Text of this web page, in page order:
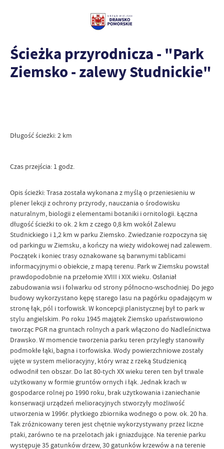
Ścieżka przyrodnicza - "Park
Ziemsko - zalewy Studnickie"
Długość ścieżki: 2 km
Czas przejścia: 1 godz.
Opis ścieżki: Trasa została wykonana z myślą o przeniesieniu w
plener lekcji z ochrony przyrody, nauczania o środowisku
naturalnym, biologii z elementami botaniki i ornitologii. Łączna
długość ścieżki to ok. 2 km z czego 0,8 km wokół Zalewu
Studnickiego i 1,2 km w parku Ziemsko. Zwiedzanie rozpoczyna się
od parkingu w Ziemsku, a kończy na wieży widokowej nad zalewem.
Początek i koniec trasy oznakowane są barwnymi tablicami
informacyjnymi o obiekcie, z mapą terenu. Park w Ziemsku powstał
prawdopodobnie na przełomie XVIII i XIX wieku. Osłaniał
zabudowania wsi i folwarku od strony północno-wschodniej. Do jego
budowy wykorzystano kępę starego lasu na pagórku opadającym w
stronę łąk, pól i torfowisk. W koncepcji planistycznej był to park w
stylu angielskim. Po roku 1945 majątek Ziemsko upaństwowiono
tworząc PGR na gruntach rolnych a park włączono do Nadleśnictwa
Drawsko. W momencie tworzenia parku teren przyległy stanowiły
podmokłe łąki, bagna i torfowiska. Wody powierzchniowe zostały
ujęte w system melioracyjny, który wraz z rzeką Studzienicą
odwodnił ten obszar. Do lat 80-tych XX wieku teren ten był trwale
użytkowany w formie gruntów ornych i łąk. Jednak krach w
gospodarce rolnej po 1990 roku, brak użytkowania i zaniechanie
konserwacji urządzeń melioracyjnych stworzyły możliwość
utworzenia w 1996r. płytkiego zbiornika wodnego o pow. ok. 20 ha.
Tak zróżnicowany teren jest chętnie wykorzystywany przez liczne
ptaki, zarówno te na przelotach jak i gniazdujące. Na terenie parku
występuje 35 gatunków drzew, 30 gatunków krzewów a na terenie